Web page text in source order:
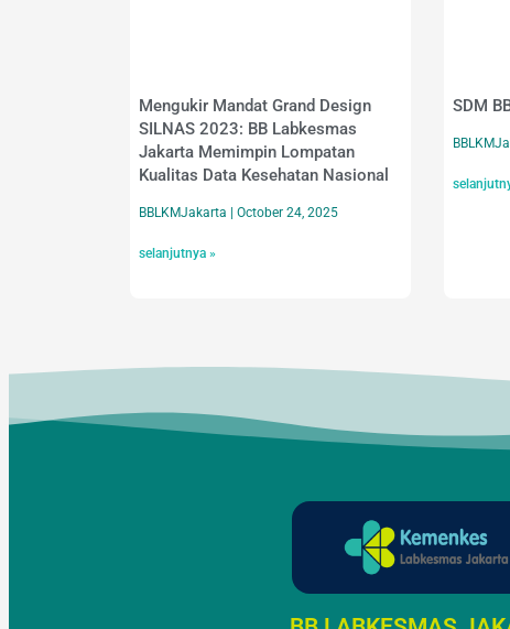
Mengukir Mandat Grand Design
SILNAS 2023: BB Labkesmas
Jakarta Memimpin Lompatan
Kualitas Data Kesehatan Nasional
BBLKMJakarta October 24, 2025
selanjutnya »
SDM